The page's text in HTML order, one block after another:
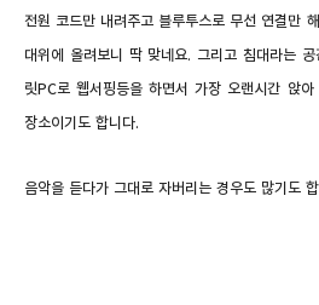
전원 코드만 내려주고 블루투스로 무선 연결만
대위에 올려보니 딱 맞네요. 그리고 침대라는
릿PC로 웹서핑등을 하면서 가장 오랜시간 앉
장소이기도 합니다.
음악을 듣다가 그대로 자버리는 경우도 많기도